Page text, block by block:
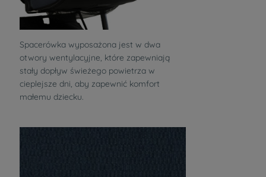
Spacerówka wyposażona jest w dwa
otwory wentylacyjne, które zapewniają
stały dopływ świeżego powietrza w
cieplejsze dni, aby zapewnić komfort
małemu dziecku.